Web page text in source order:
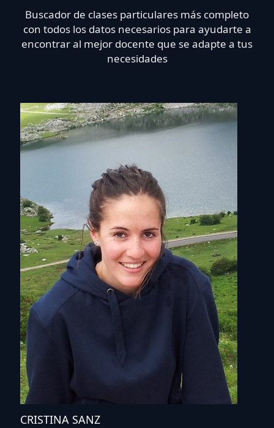
Buscador de clases particulares más completo
con todos los datos necesarios para ayudarte a
encontrar al mejor docente que se adapte a tus
necesidades
CRISTINA SANZ